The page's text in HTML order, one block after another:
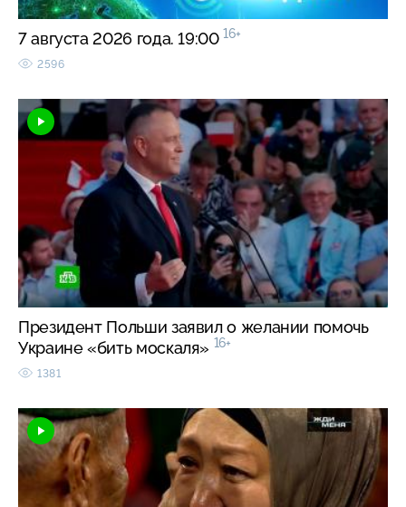
7 августа 2026 года. 19:00 16+
2596
Президент Польши заявил о желании помочь
Украине «бить москаля» 16+
1381